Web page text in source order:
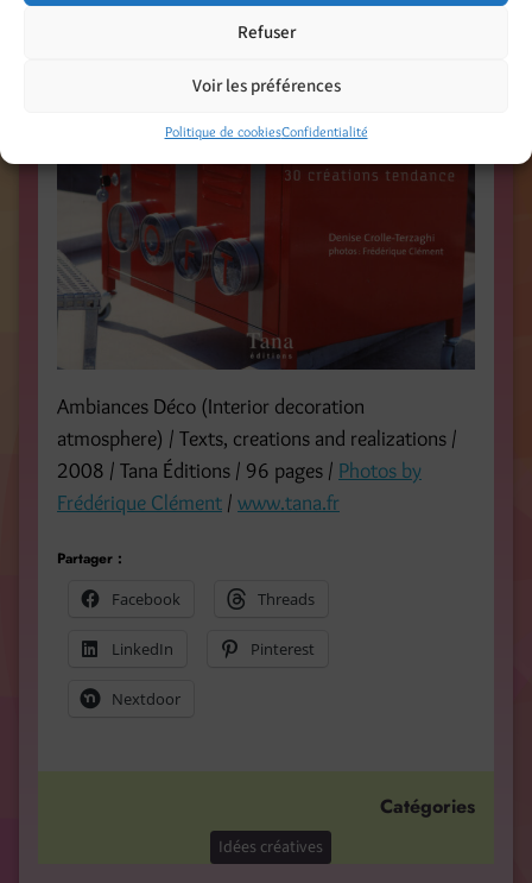
Refuser
Voir les préférences
Politique de cookiesConfidentialité
Ambiances Déco (Interior decoration
atmosphere) / Texts, creations and realizations /
2008 / Tana Éditions / 96 pages / Photos by
Frédérique Clément / www.tana.fr
Partager :
Facebook
Threads
LinkedIn Pinterest
Nextdoor
Catégories
Idées créatives